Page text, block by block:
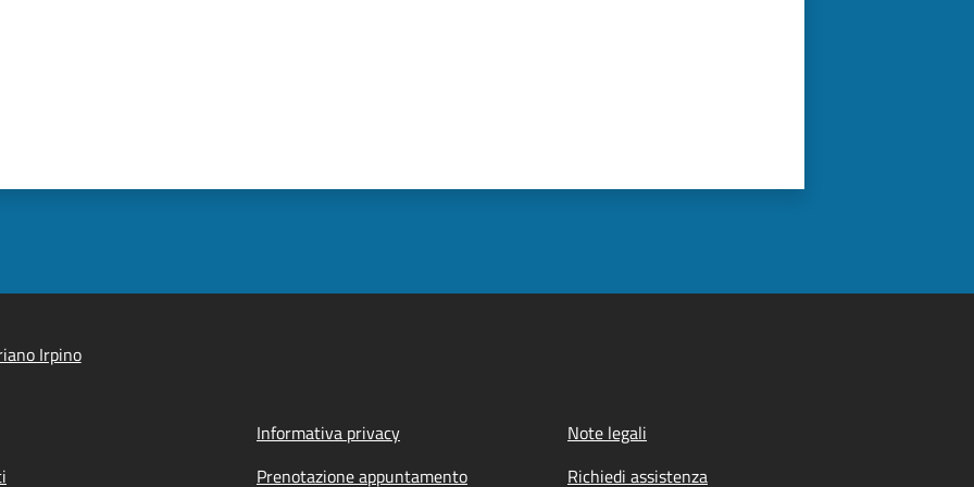
Irpino
Informativa privacy
Note legali
Prenotazione appuntamento Richiedi assistenza